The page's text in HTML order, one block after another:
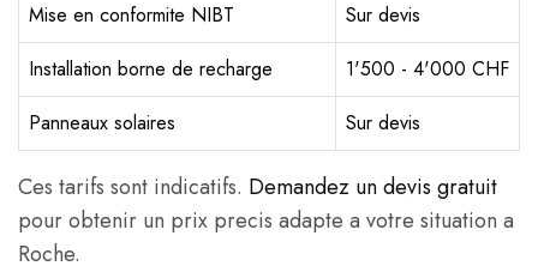
Mise en conformite NIBT
Sur devis
Installation borne de recharge
1'500 - 4'000 CHF
Panneaux solaires
Sur devis
Ces tarifs sont indicatifs. Demandez un devis gratuit
pour obtenir un prix precis adapte a votre situation a
Roche.